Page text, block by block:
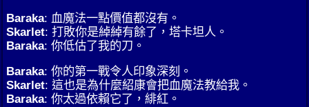
Baraka: 血魔法一點價值都沒有。
Skarlet: 打敗你是綽綽有餘了，塔卡坦人。
Baraka: 你低估了我的刀。
Baraka: 你的第一戰令人印象深刻。
Skarlet: 這也是為什麼紹康會把血魔法教給我。
Baraka: 你太過依賴它了，緋紅。